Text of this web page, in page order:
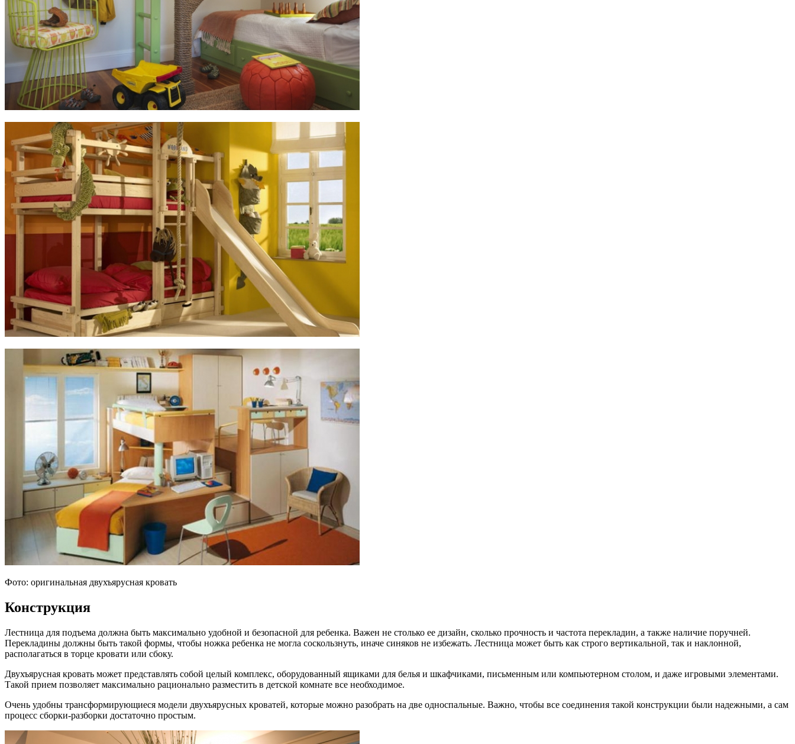
Фото: оригинальная двухъярусная кровать
Конструкция
Лестница для подъема должна быть максимально удобной и безопасной для ребенка. Важен не столько ее дизайн, сколько прочность и частота перекладин, а также наличие поручней.
Перекладины должны быть такой формы, чтобы ножка ребенка не могла соскользнуть, иначе синяков не избежать. Лестница может быть как строго вертикальной, так и наклонной,
располагаться в торце кровати или сбоку.
Двухъярусная кровать может представлять собой целый комплекс, оборудованный ящиками для белья и шкафчиками, письменным или компьютерном столом, и даже игровыми элементами.
Такой прием позволяет максимально рационально разместить в детской комнате все необходимое.
Очень удобны трансформирующиеся модели двухъярусных кроватей, которые можно разобрать на две односпальные. Важно, чтобы все соединения такой конструкции были надежными, а сам
процесс сборки-разборки достаточно простым.